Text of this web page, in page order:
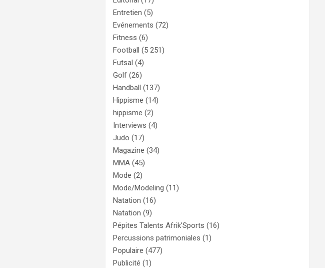
Entretien (5)
Evénements (72)
Fitness (6)
Football (5 251)
Futsal (4)
Golf (26)
Handball (137)
Hippisme (14)
hippisme (2)
Interviews (4)
Judo (17)
Magazine (34)
MMA (45)
Mode (2)
Mode/Modeling (11)
Natation (16)
Natation (9)
Pépites Talents Afrik'Sports (16)
Percussions patrimoniales (1)
Populaire (477)
Publicité (1)